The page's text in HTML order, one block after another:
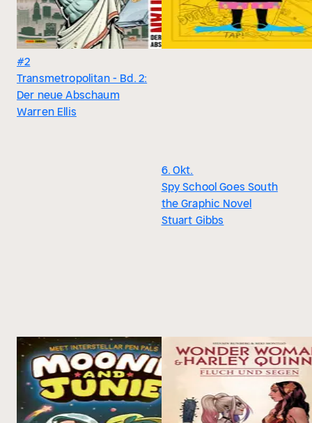
#2
Transmetropolitan - Bd. 2:
Der neue Abschaum
Warren Ellis
6. Okt.
Spy School Goes South
the Graphic Novel
Stuart Gibbs